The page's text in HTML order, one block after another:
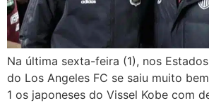
Na última sexta-feira (1), nos
do Los Angeles FC se saiu muito
1 os japoneses do Vissel Kobe com